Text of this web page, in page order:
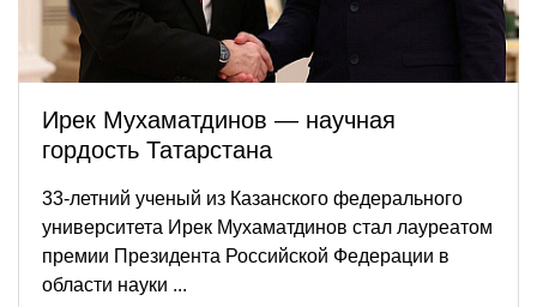
Ирек Мухаматдинов — научная
гордость Татарстана
33-летний ученый из Казанского федерального
университета Ирек Мухаматдинов стал лауреатом
премии Президента Российской Федерации в
области науки ...